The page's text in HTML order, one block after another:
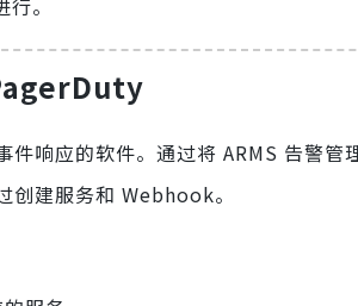
响应的软件。通过将 ARMS 告警
创建服务和 Webhook。